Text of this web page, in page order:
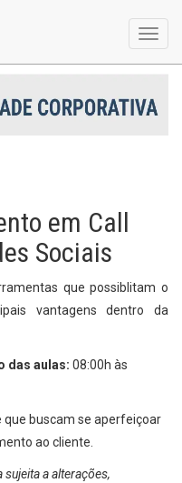
em Call
Sociais
que possiblitam o
vantagens dentro da
das aulas: 08:00h às
que buscam se aperfeiçoar
ao cliente.
sujeita a alterações,